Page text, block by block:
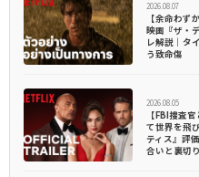
2026.08.07
【余命わず
映画『ザ・
レ解説｜タ
う致命傷
2026.08.05
【FBI捜査
て世界を飛
ティス』評
合いと裏切